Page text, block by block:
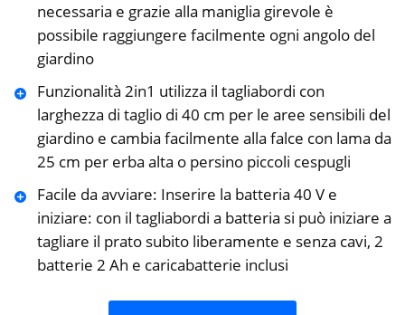
necessaria e grazie alla maniglia girevole è
possibile raggiungere facilmente ogni angolo del
giardino
Funzionalità 2in1 utilizza il tagliabordi con
larghezza di taglio di 40 cm per le aree sensibili del
giardino e cambia facilmente alla falce con lama da
25 cm per erba alta o persino piccoli cespugli
Facile da avviare: Inserire la batteria 40 V e
iniziare: con il tagliabordi a batteria si può iniziare a
tagliare il prato subito liberamente e senza cavi, 2
batterie 2 Ah e caricabatterie inclusi